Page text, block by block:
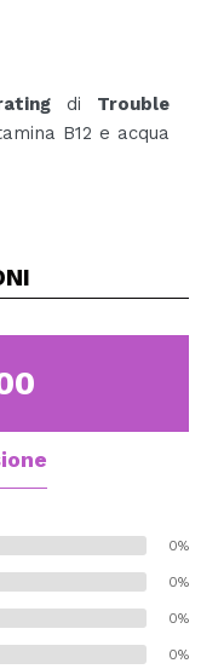
di Trouble
B12 e acqua
a 12 ore di
in una tinta a
0%
0%
0%
0%